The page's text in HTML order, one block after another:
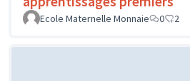
Ecole Maternelle Monnaie
0 2